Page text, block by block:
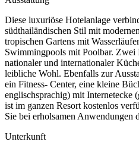
Diese luxuriöse Hotelanlage
südthailändischen Stil mit
tropischen Gartens mit
Swimmingpools mit Poolbar. Zwei
nationaler und internationaler
leibliche Wohl. Ebenfalls zur
ein Fitness- Center, eine kleine
englischsprachig) mit Internetecke
ist im ganzen Resort kostenlos
Sie bei erholsamen Anwendungen
Unterkunft